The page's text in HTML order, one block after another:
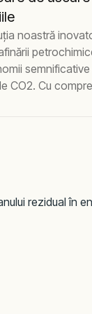
noastră
CO2. Cu